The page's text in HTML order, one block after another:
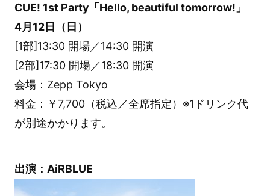
CUE! 1st Party「Hello, beautiful tomorrow!」
4月12日（日）
[1部]13:30 開場／14:30 開演
[2部]17:30 開場／18:30 開演
会場：Zepp Tokyo
料金：￥7,700（税込／全席指定）※1ドリンク代
が別途かかります。
出演：AiRBLUE